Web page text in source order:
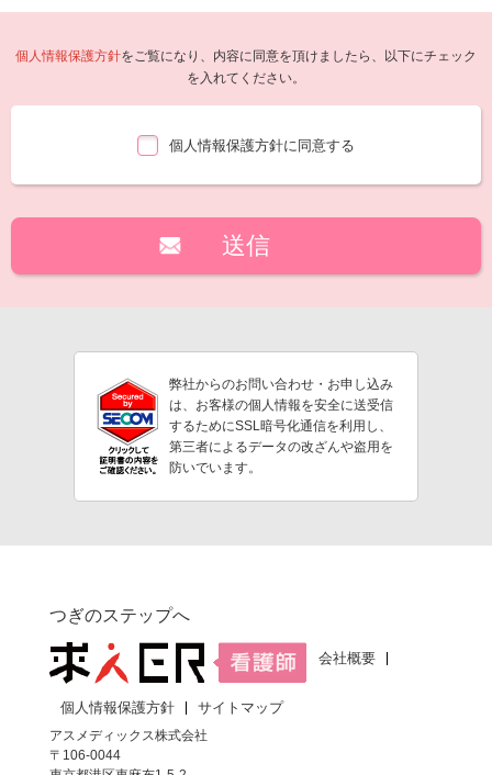
個人情報保護方針をご覧になり、内容に同意を頂けましたら、以下にチェック
を入れてください。
個人情報保護方針に同意する
弊社からのお問い合わせ・お申し込み
は、お客様の個人情報を安全に送受信
するためにSSL暗号化通信を利用し、
第三者によるデータの改ざんや盗用を
防いでいます。
つぎのステップへ
会社概要
個人情報保護方針
サイトマップ
アスメディックス株式会社
〒106-0044